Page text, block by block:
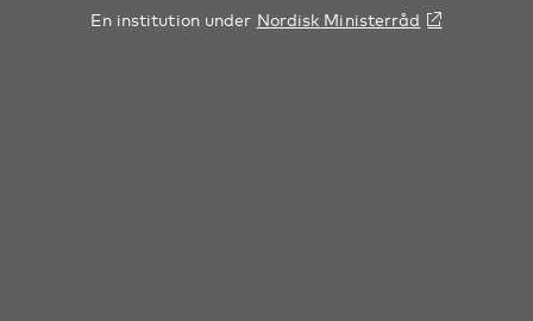
En institution under Nordisk Ministerråd